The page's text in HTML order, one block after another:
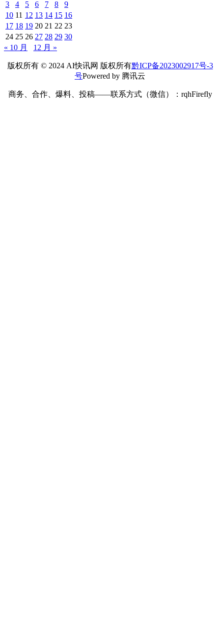
3 4 5 6 7 8
9
10 11 12 13 14 15 16
17 18 19 20 21 22 23
24 25 26 27 28 29 30
« 10 月
12 月 »
版权所有 © 2024 AI快讯网 版权所有黔ICP备2023002917号-3
号Powered by 腾讯云
商务、合作、爆料、投稿——联系方式（微信）：rqhFirefly